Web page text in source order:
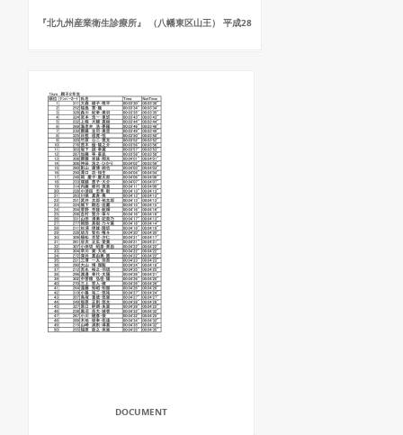
『北九州産業衛生診療所』 （八幡東区山王） 平成28
DOCUMENT